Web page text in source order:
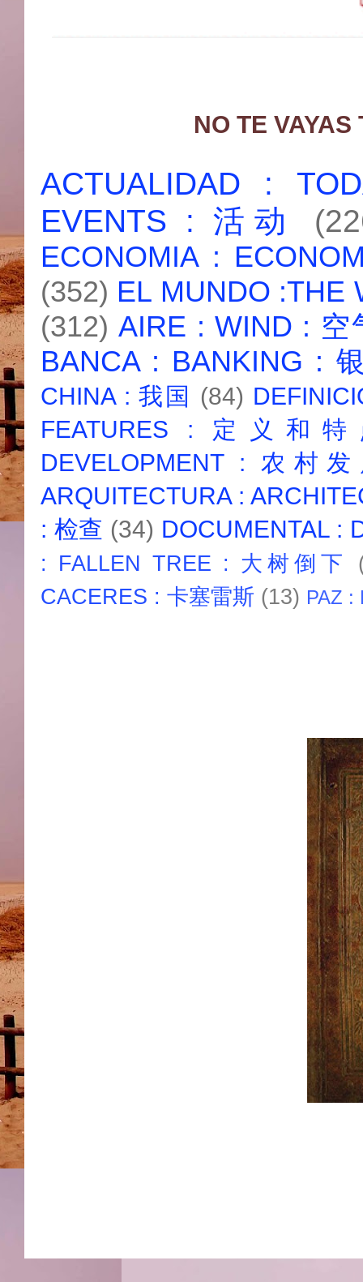
NO TE
ACTUALIDAD :
EVENTS : 活动
ECONOMIA :
(352) EL MUNDO :THE
(312) AIRE : WIND : 空
BANCA : BANKING :
CHINA : 我国 (84)
FEATURES : 定义和
DEVELOPMENT : 农村
ARQUITECTURA :
: 检查 (34) DOCUMENTAL :
: FALLEN TREE : 大树倒下
CACERES : 卡塞雷斯 (13) PAZ :